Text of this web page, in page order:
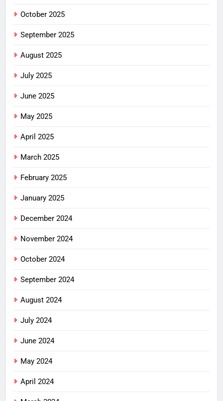
October 2025
September 2025
August 2025
July 2025
June 2025
May 2025
April 2025
March 2025
February 2025
January 2025
December 2024
November 2024
October 2024
September 2024
August 2024
July 2024
June 2024
May 2024
April 2024